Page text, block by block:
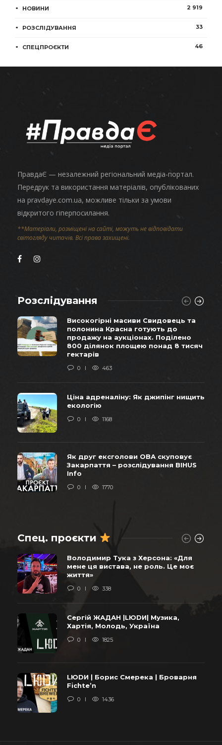
НОВИНИ 2 919
РОЗСЛІДУВАННЯ 33
СПЕЦПРОЄКТИ 46
ПравдаЄ — незалежний регіональний медіа-портал.
Передрук та використання матеріалів, опублікованих
на pravdaye.com.ua, можливе тільки за умови
відкритого гіперпосилання.
**Матеріали, розміщені на сайті, можуть не відповідати
світогляду читачів. Всі права захищені.
Розслідування
Високогірні масиви Свидовець та
полонина Красна готують до
продажу на аукціонах. Поділено
800 ділянок площею понад 8 тисяч
гектарів
0 463
Ціна адреналіну: Як джипінг нищить
екологію
0 1168
Як друг ексголови ОВА скуповує
Закарпаття – розслідування BIHUS
Info
0 1770
Спец. проєкти
Володимир Тука з Херсона: «Для
мене ця вистава, не роль. Це моє
життя»
0 338
Сергій ЖАДАН |LЮDИ| Музика,
Хартія, Молодь, Україна
0 1825
LЮDИ | Борис Смерека | Броварня
Fichte’n
0 1436